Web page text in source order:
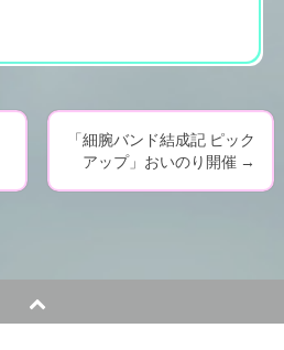
「細腕バンド結成記 ピック
アップ」おいのり開催 →